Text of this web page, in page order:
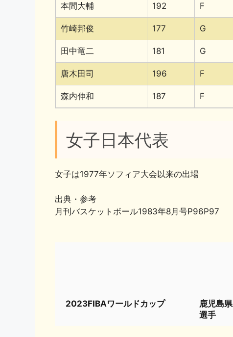
本間大輔 192 F
竹崎邦俊 177 G
田中竜二 181 G
唐木田司 196 F
森内伸和 187 F
女子日本代表
女子は1977年ソフィア大会以来の出場
出典・参考
月刊バスケットボール1983年8月号P96P97
2023FIBAワールドカップ
鹿児島
選手